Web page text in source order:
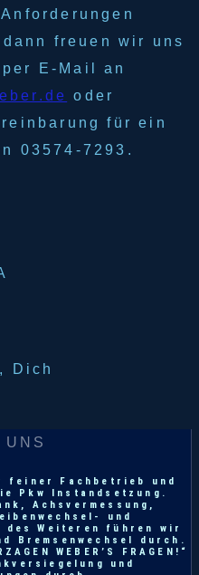
freuen wir uns
E-Mail an
oder
für ein
03574-7293.
Dich
UNS
feiner Fachbetrieb und
Pkw Instandsetzung.
Achsvermessung,
und
des Weiteren führen wir
Bremsenwechsel durch.
WEBER’S FRAGEN!“
und